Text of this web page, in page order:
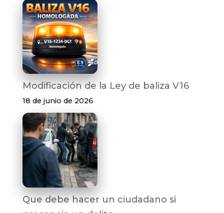
Modificación de la Ley de baliza V16
18 de junio de 2026
Que debe hacer un ciudadano si